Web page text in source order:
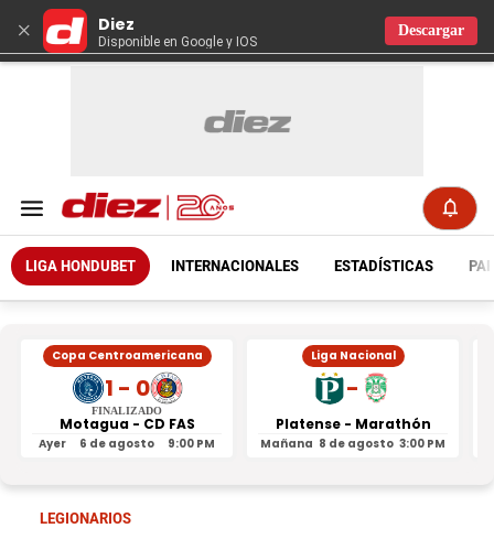
× Diez
Disponible en Google y IOS
Descargar
LIGA HONDUBET INTERNACIONALES ESTADÍSTICAS
Copa Centroamericana
1 - 0
FINALIZADO
Motagua - CD FAS
Ayer 6 de agosto 9:00 PM
Liga Nacional
-
Platense - Marathón
Mañana 8 de agosto 3:00 PM
LEGIONARIOS